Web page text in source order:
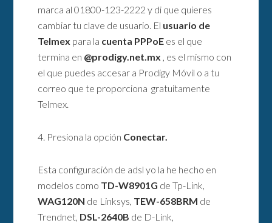
marca al 01800-123-2222 y di que quieres
cambiar tu clave de usuario. El usuario de
Telmex para la cuenta PPPoE es el que
termina en @prodigy.net.mx , es el mismo con
el que puedes accesar a Prodigy Móvil o a tu
correo que te proporciona gratuitamente
Telmex.
4. Presiona la opción Conectar.
Esta configuración de adsl yo la he hecho en
modelos como TD-W8901G de Tp-Link,
WAG120N de Linksys, TEW-658BRM de
Trendnet, DSL-2640B de D-Link,